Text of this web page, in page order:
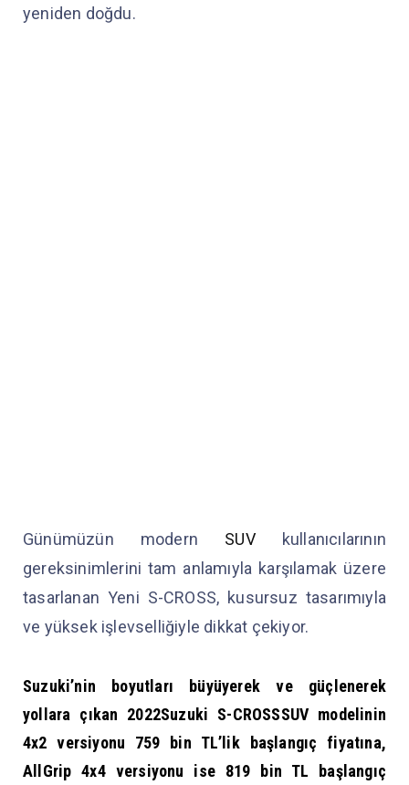
yeniden doğdu.
Günümüzün modern SUVkullanıcılarının
gereksinimlerini tam anlamıyla karşılamak üzere
tasarlanan Yeni S-CROSS, kusursuz tasarımıyla
ve yüksek işlevselliğiyle dikkat çekiyor.
Suzuki’nin boyutları büyüyerek ve güçlenerek
yollara çıkan 2022Suzuki S-CROSSSUV modelinin
4x2 versiyonu 759 bin TL’lik başlangıç fiyatına,
AllGrip 4x4 versiyonu ise 819 bin TL başlangıç